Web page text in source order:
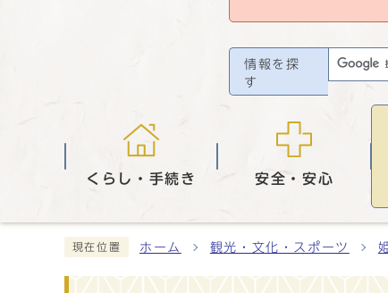
情報を探
す
くらし・手続き 安全・安心
現在位置 ホーム 観光・文化・スポーツ